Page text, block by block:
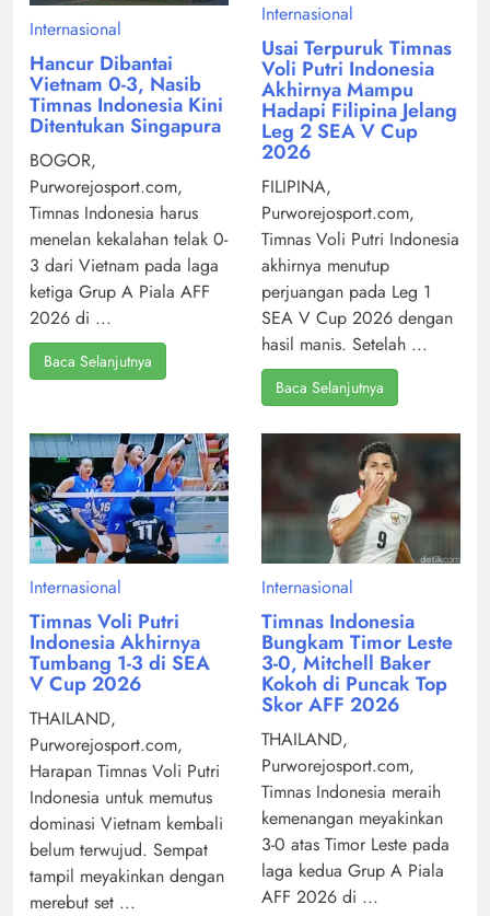
Internasional
Hancur Dibantai
Vietnam 0-3, Nasib
Timnas Indonesia Kini
Ditentukan Singapura
BOGOR,
Purworejosport.com,
Timnas Indonesia harus
menelan kekalahan telak 0-
3 dari Vietnam pada laga
ketiga Grup A Piala AFF
2026 di ...
Baca Selanjutnya
Internasional
Usai Terpuruk Timnas
Voli Putri Indonesia
Akhirnya Mampu
Hadapi Filipina Jelang
Leg 2 SEA V Cup
2026
FILIPINA,
Purworejosport.com,
Timnas Voli Putri Indonesia
akhirnya menutup
perjuangan pada Leg 1
SEA V Cup 2026 dengan
hasil manis. Setelah ...
Baca Selanjutnya
Internasional
Timnas Voli Putri
Indonesia Akhirnya
Tumbang 1-3 di SEA
V Cup 2026
THAILAND,
Purworejosport.com,
Harapan Timnas Voli Putri
Indonesia untuk memutus
dominasi Vietnam kembali
belum terwujud. Sempat
tampil meyakinkan dengan
merebut set ...
Internasional
Timnas Indonesia
Bungkam Timor Leste
3-0, Mitchell Baker
Kokoh di Puncak Top
Skor AFF 2026
THAILAND,
Purworejosport.com,
Timnas Indonesia meraih
kemenangan meyakinkan
3-0 atas Timor Leste pada
laga kedua Grup A Piala
AFF 2026 di ...